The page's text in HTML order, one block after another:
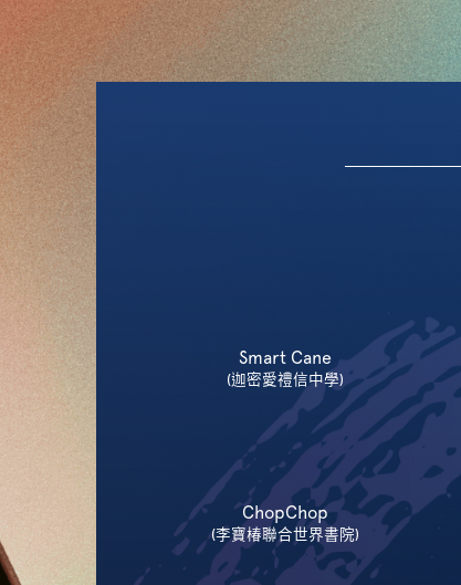
Smart Cane
(迦密愛禮信中學)
ChopChop
(李寶椿聯合世界書院)